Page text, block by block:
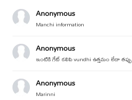
Anonymous
Manchi information
Anonymous
ఇంటికి గేట్ కలిపి vundhi ఉత్తమం లేదా తప్పు
Anonymous
Marinni